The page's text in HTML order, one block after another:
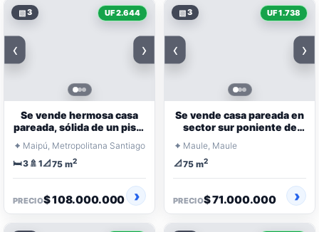
▧3 UF 2.644
‹ ›
Se vende hermosa casa
pareada, sólida de un piso,
⌖ Maipú, Metropolitana Santiago
🛏️3 🚿 1📐75 m2
PRECIO$ 108.000.000
▧3 UF 1.738
‹ ›
Se vende casa pareada en
sector sur poniente de
⌖ Maule, Maule
📐75 m2
PRECIO$ 71.000.000